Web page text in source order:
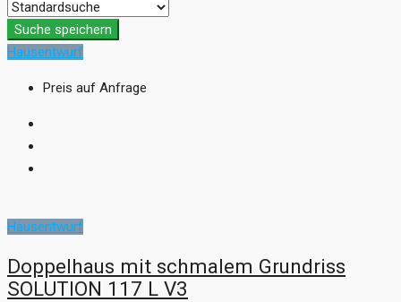
Suche speichern
Hausentwurf
Preis auf Anfrage
Hausentwurf
Doppelhaus mit schmalem Grundriss
SOLUTION 117 L V3